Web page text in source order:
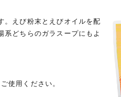
。えび粉末とえびオイルを配
どちらのガラスープにもよ
使用ください。